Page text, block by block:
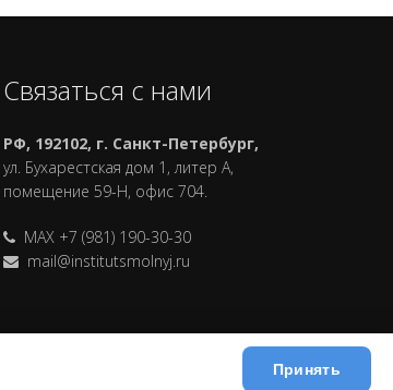
Связаться с нами
РФ, 192102, г. Санкт-Петербург,
ул. Бухарестская дом 1, литер А,
помещение 59-Н, офис 704.
MAX +7 (981) 190-30-30
mail@institutsmolnyj.ru
Принять